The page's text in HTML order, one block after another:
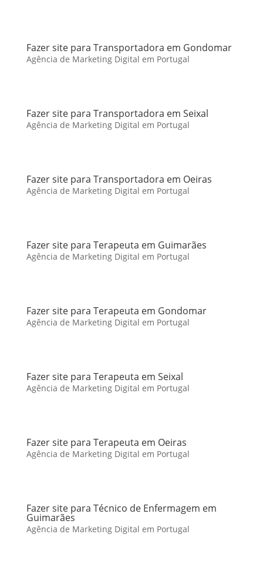
Fazer site para Transportadora em Gondomar
Agência de Marketing Digital em Portugal
Fazer site para Transportadora em Seixal
Agência de Marketing Digital em Portugal
Fazer site para Transportadora em Oeiras
Agência de Marketing Digital em Portugal
Fazer site para Terapeuta em Guimarães
Agência de Marketing Digital em Portugal
Fazer site para Terapeuta em Gondomar
Agência de Marketing Digital em Portugal
Fazer site para Terapeuta em Seixal
Agência de Marketing Digital em Portugal
Fazer site para Terapeuta em Oeiras
Agência de Marketing Digital em Portugal
Fazer site para Técnico de Enfermagem em
Guimarães
Agência de Marketing Digital em Portugal